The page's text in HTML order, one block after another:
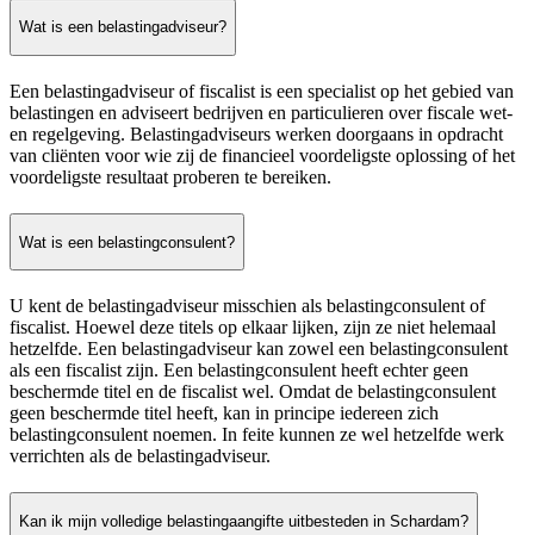
Wat is een belastingadviseur?
Een belastingadviseur of fiscalist is een specialist op het gebied van
belastingen en adviseert bedrijven en particulieren over fiscale wet-
en regelgeving. Belastingadviseurs werken doorgaans in opdracht
van cliënten voor wie zij de financieel voordeligste oplossing of het
voordeligste resultaat proberen te bereiken.
Wat is een belastingconsulent?
U kent de belastingadviseur misschien als belastingconsulent of
fiscalist. Hoewel deze titels op elkaar lijken, zijn ze niet helemaal
hetzelfde. Een belastingadviseur kan zowel een belastingconsulent
als een fiscalist zijn. Een belastingconsulent heeft echter geen
beschermde titel en de fiscalist wel. Omdat de belastingconsulent
geen beschermde titel heeft, kan in principe iedereen zich
belastingconsulent noemen. In feite kunnen ze wel hetzelfde werk
verrichten als de belastingadviseur.
Kan ik mijn volledige belastingaangifte uitbesteden in Schardam?